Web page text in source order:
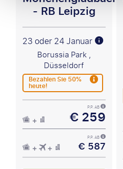
- RB Leipzig
23 oder 24 Januar
Borussia Park ,
Düsseldorf
Bezahlen Sie 50%
heute!
P.P. AB
€ 259
P.P. AB
€ 587